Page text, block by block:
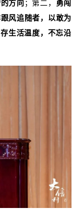
方向；第二， 勇闯
风追随者，以敢为
生活温度，不忘沿